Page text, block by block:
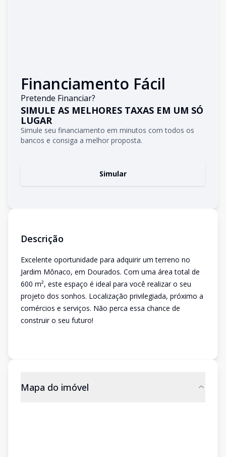
Financiamento Fácil
Pretende Financiar?
SIMULE AS MELHORES TAXAS EM UM SÓ
LUGAR
Simule seu financiamento em minutos com todos os
bancos e consiga a melhor proposta.
Simular
Descrição
Excelente oportunidade para adquirir um terreno no
Jardim Mônaco, em Dourados. Com uma área total de
600 m², este espaço é ideal para você realizar o seu
projeto dos sonhos. Localização privilegiada, próximo a
comércios e serviços. Não perca essa chance de
construir o seu futuro!
Mapa do imóvel